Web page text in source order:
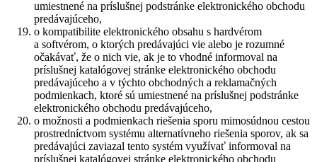
umiestnené na príslušnej podstránke elektronického obchodu
predávajúceho,
o kompatibilite elektronického obsahu s hardvérom
a softvérom, o ktorých predávajúci vie alebo je rozumné
očakávať, že o nich vie, ak je to vhodné informoval na
príslušnej katalógovej stránke elektronického obchodu
predávajúceho a v týchto obchodných a reklamačných
podmienkach, ktoré sú umiestnené na príslušnej podstránke
elektronického obchodu predávajúceho,
o možnosti a podmienkach riešenia sporu mimosúdnou cestou
prostredníctvom systému alternatívneho riešenia sporov, ak sa
predávajúci zaviazal tento systém využívať informoval na
príslušnej katalógovej stránke elektronického obchodu